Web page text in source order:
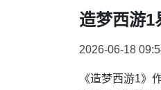
造梦西游1
2026-06-18
《造梦西游1》